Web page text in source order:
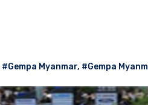
#Gempa Myanmar, #Gempa